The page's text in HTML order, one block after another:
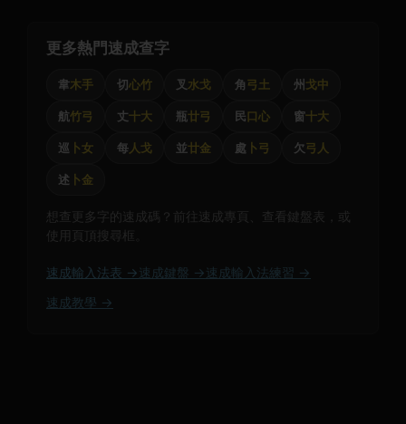
更多熱門速成查字
韋木手 切心竹 叉 水戈 角弓土 州 戈中
航竹弓 丈十大 瓶廿弓 民口心 窗十大
巡 卜女 每人戈 並廿金 處 卜弓 欠弓人
述 卜金
想查更多字的速成碼？前往速成專頁、查看鍵盤表，或
使用頁頂搜尋框。
速成輸入法表 → 速成鍵盤 → 速成輸入法練習 →
速成教學 →